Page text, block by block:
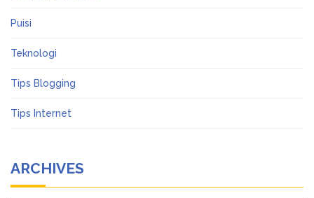
Puisi
Teknologi
Tips Blogging
Tips Internet
ARCHIVES